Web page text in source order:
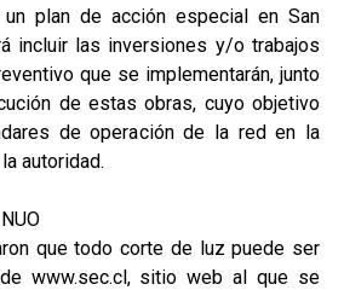
un plan de acción especial en San
incluir las inversiones y/o trabajos
que se implementarán, junto
de estas obras, cuyo objetivo
de operación de la red en la
autoridad.
que todo corte de luz puede ser
www.sec.cl, sitio web al que se